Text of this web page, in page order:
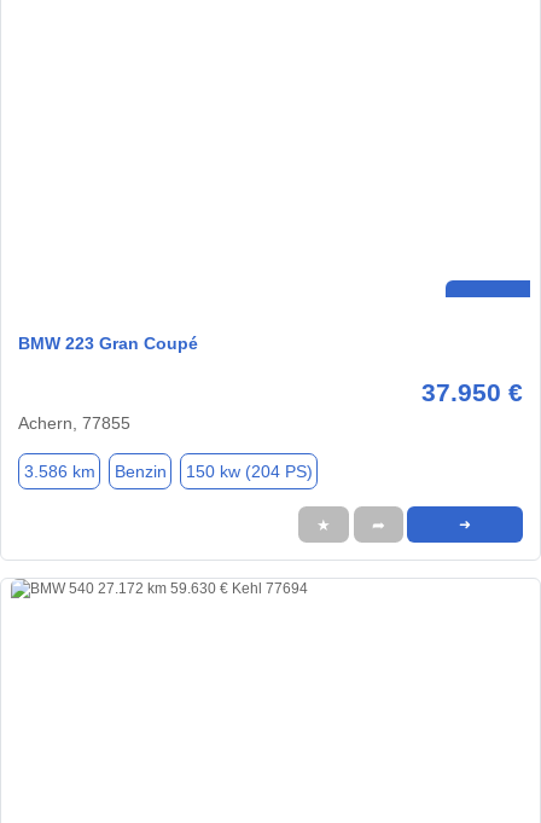
BMW 223 Gran Coupé
37.950 €
Achern, 77855
3.586 km Benzin 150 kw (204 PS)
★ ➦ ➜